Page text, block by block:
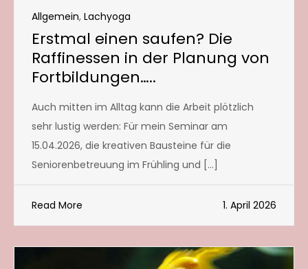
Allgemein, Lachyoga
Erstmal einen saufen? Die
Raffinessen in der Planung von
Fortbildungen…..
Auch mitten im Alltag kann die Arbeit plötzlich
sehr lustig werden: Für mein Seminar am
15.04.2026, die kreativen Bausteine für die
Seniorenbetreuung im Frühling und […]
Read More 1. April 2026